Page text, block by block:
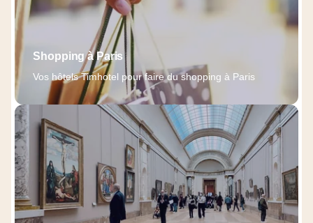
Shopping à Paris
Vos hôtels Timhotel pour faire du shopping à Paris